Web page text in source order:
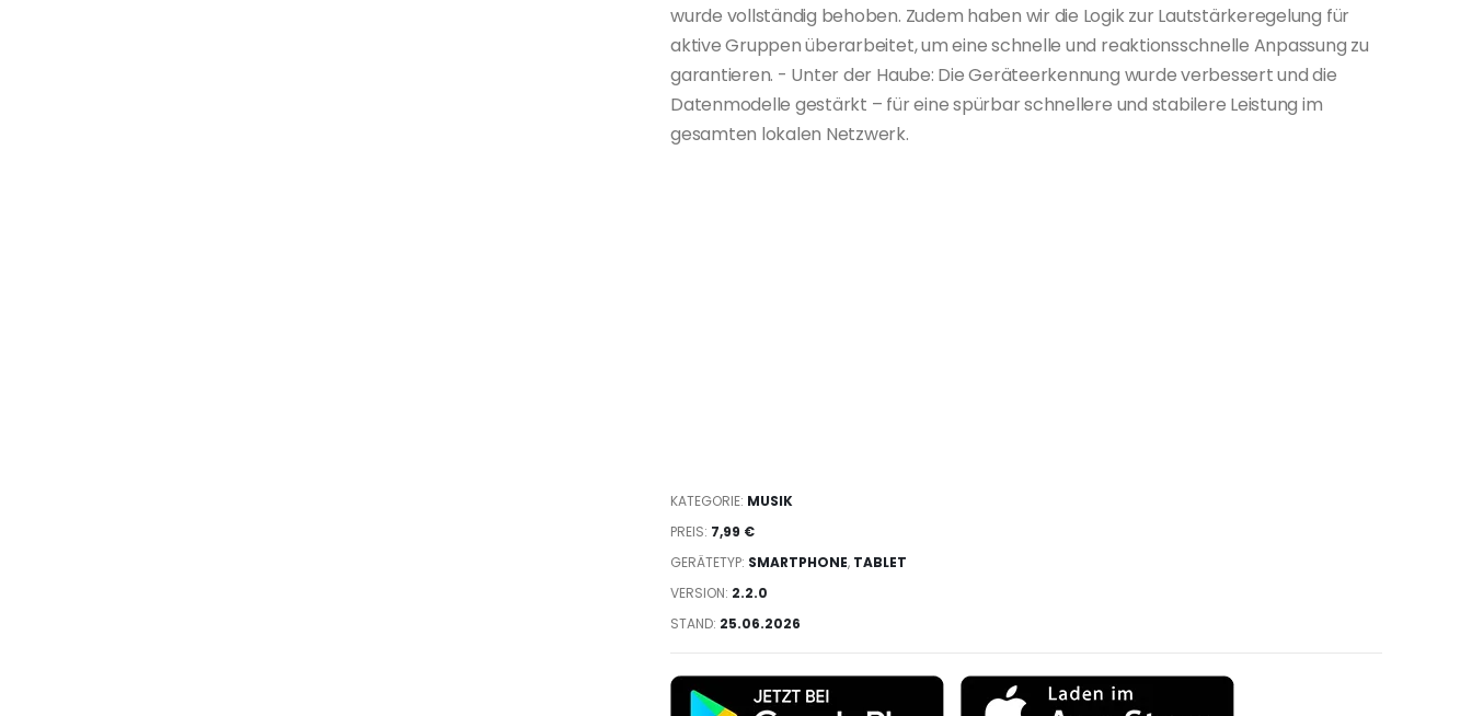
wurde vollständig behoben. Zudem haben wir die Logik zur Lautstärkeregelung für
aktive Gruppen überarbeitet, um eine schnelle und reaktionsschnelle Anpassung zu
garantieren. - Unter der Haube: Die Geräteerkennung wurde verbessert und die
Datenmodelle gestärkt – für eine spürbar schnellere und stabilere Leistung im
gesamten lokalen Netzwerk.
KATEGORIE: MUSIK
PREIS: 7,99 €
GERÄTETYP: SMARTPHONE, TABLET
VERSION: 2.2.0
STAND: 25.06.2026